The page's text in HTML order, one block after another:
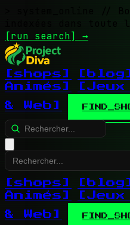
indexées dans toute
[run search] →
[shops] [blog]
Animés]
& Web]
[shops] [blog]
Animés]
& Web]